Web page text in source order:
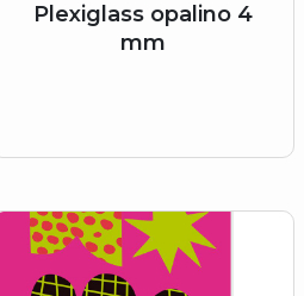
Plexiglass opalino 4
mm